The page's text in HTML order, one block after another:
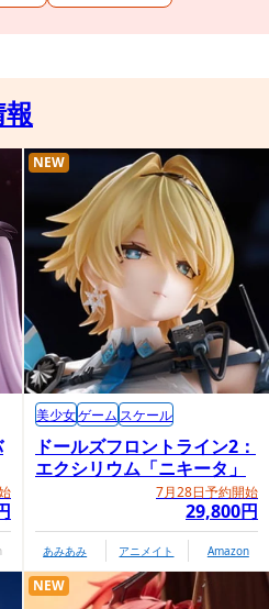
ドールズフロントライン2：
エクシリウム「ニキータ」
7月28日予約開始
29,800円
NEW
美少女ゲーム スケール
あみあみ アニメイト Amazon
NEW